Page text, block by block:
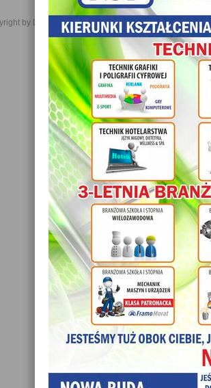
by Daniel JabĹoĹski 2006-2021. All rights